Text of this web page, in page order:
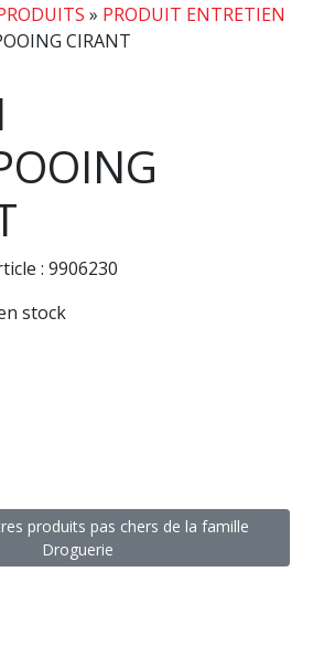
» PRODUIT ENTRETIEN
CIRANT
: 9906230
stock
produits pas chers de la famille
Droguerie